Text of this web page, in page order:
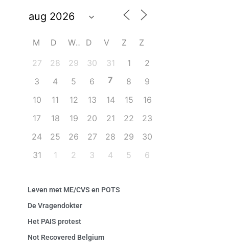
M D W D V Z
Z
27
28 29 30 31 1
2
3
4 5 6 7 8
9
10
11 12 13 14 15
16
17
18 19 20 21 22
23
24
25 26 27 28 29
30
31
1 2 3 4 5 6
Leven met ME/CVS en POTS
De Vragendokter
Het PAIS protest
Not Recovered Belgium